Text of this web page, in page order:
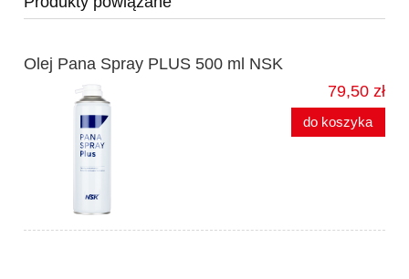
Olej Pana Spray PLUS 500 ml NSK
79,50 zł
do koszyka